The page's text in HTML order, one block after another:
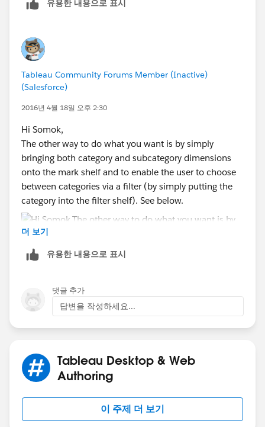
유용한 내용으로 표시
Tableau Community Forums Member (Inactive)
(Salesforce)
2016년 4월 18일 오후 2:30
Hi Somok,
The other way to do what you want is by simply
bringing both category and subcategory dimensions
onto the mark shelf and to enable the user to choose
between categories via a filter (by simply putting the
category into the filter shelf). See below.
더 보기
유용한 내용으로 표시
댓글 추가
답변을 작성하세요...
Tableau Desktop & Web
Authoring
이 주제 더 보기